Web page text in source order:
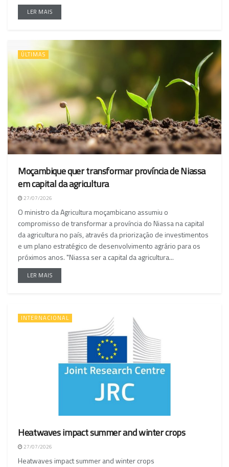
LER MAIS
ÚLTIMAS
Moçambique quer transformar província de Niassa
em capital da agricultura
27/07/2026
O ministro da Agricultura moçambicano assumiu o
compromisso de transformar a província do Niassa na capital
da agricultura no país, através da priorização de investimentos
e um plano estratégico de desenvolvimento agrário para os
próximos anos. "Niassa ser a capital da agricultura...
LER MAIS
INTERNACIONAL
Heatwaves impact summer and winter crops
27/07/2026
Heatwaves impact summer and winter crops